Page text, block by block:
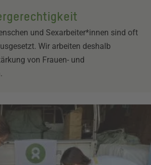
und Sexarbeiter*innen sind oft
Wir arbeiten deshalb
von Frauen- und